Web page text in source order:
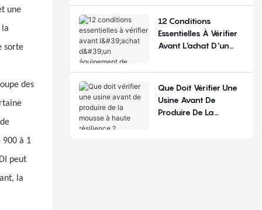
une
la
sorte
des
900 à 1
peut
la
Mousse PU
12 Conditions
Essentielles À Vérifier
Avant L'achat D'un
Production De
Que Doit Vérifier Une
Usine Avant De
Produire De La